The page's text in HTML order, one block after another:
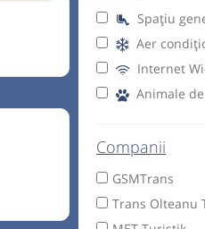
Spațiu
Aer
Internet
Animale
Companii
GSMTrans
Trans Olteanu